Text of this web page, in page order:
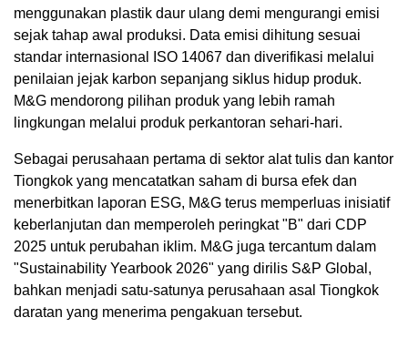
menggunakan plastik daur ulang demi mengurangi emisi
sejak tahap awal produksi. Data emisi dihitung sesuai
standar internasional ISO 14067 dan diverifikasi melalui
penilaian jejak karbon sepanjang siklus hidup produk.
M&G mendorong pilihan produk yang lebih ramah
lingkungan melalui produk perkantoran sehari-hari.
Sebagai perusahaan pertama di sektor alat tulis dan kantor
Tiongkok yang mencatatkan saham di bursa efek dan
menerbitkan laporan ESG, M&G terus memperluas inisiatif
keberlanjutan dan memperoleh peringkat "B" dari CDP
2025 untuk perubahan iklim. M&G juga tercantum dalam
"Sustainability Yearbook 2026" yang dirilis S&P Global,
bahkan menjadi satu-satunya perusahaan asal Tiongkok
daratan yang menerima pengakuan tersebut.